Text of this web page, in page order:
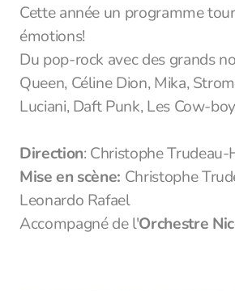
Cette année un programme
émotions!
Du pop-rock avec des grands
Queen, Céline Dion, Mika,
Luciani, Daft Punk, Les Cow-
Direction: Christophe
Mise en scène: Christophe
Leonardo Rafael
Accompagné de l'Orchestre